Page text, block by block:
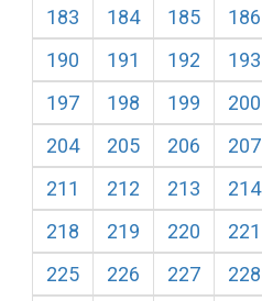
183
184 185 186
190
191 192 193
197
198 199 200
204
205 206 207
211
212 213 214
218
219 220 221
225
226 227 228